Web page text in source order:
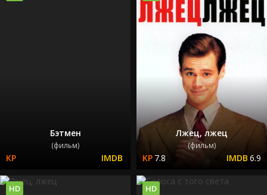
Бэтмен
(фильм)
Лжец, лжец
(фильм)
7.8 6.9
HD HD